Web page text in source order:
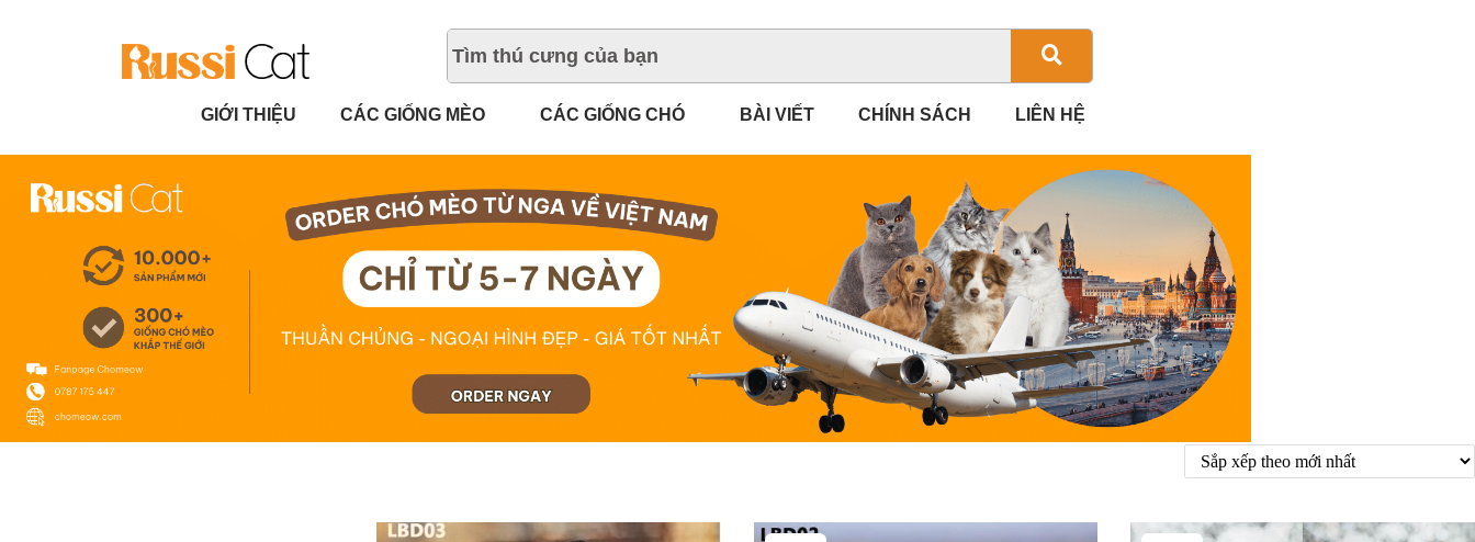
GIỚI THIỆU CÁC GIỐNG MÈO CÁC GIỐNG CHÓ BÀI VIẾT CHÍNH SÁCH LIÊN HỆ